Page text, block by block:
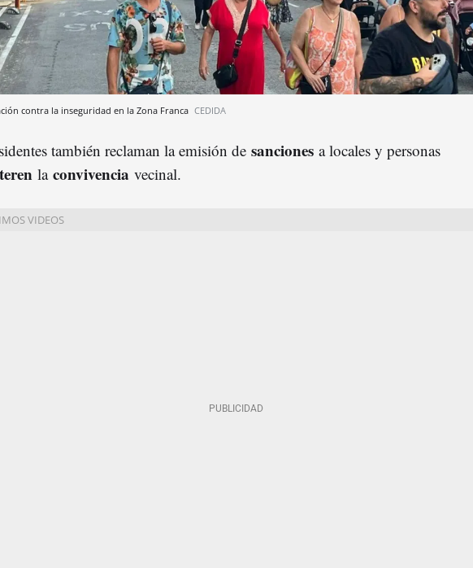
contra la inseguridad en la Zona Franca CEDIDA
también reclaman la emisión de sanciones a locales y personas
la convivencia vecinal.